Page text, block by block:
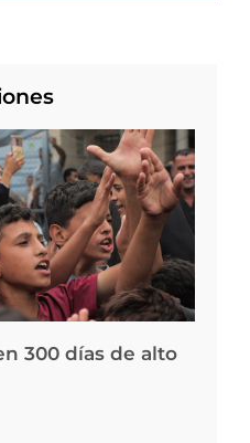
300 días de alto